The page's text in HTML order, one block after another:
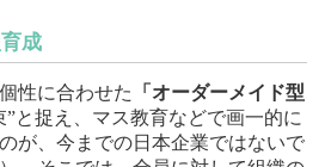
成
性に合わせた
「オーダーメイド型
”と捉え、マス教育などで画一的に
が、今までの日本企業ではないで